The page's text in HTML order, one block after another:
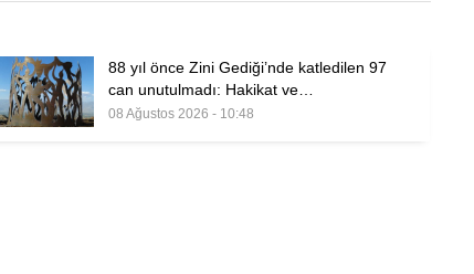
88 yıl önce Zini Gediği’nde katledilen 97
can unutulmadı: Hakikat ve…
08 Ağustos 2026 - 10:48